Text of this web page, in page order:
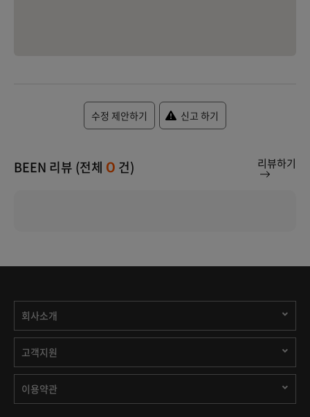
수정 제안하기 신고 하기
BEEN 리뷰 (전체 0 건) 리뷰하기
회사소개
고객지원
이용약관